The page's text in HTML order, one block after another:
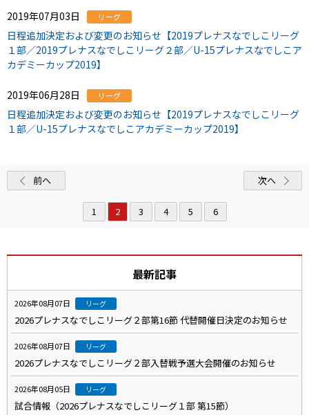
2019年07月03日 リーグ
日程追加決定および変更のお知らせ【2019プレナスなでしこリーグ
１部／2019プレナスなでしこリーグ２部／U-15プレナスなでしこア
カデミーカップ2019】
2019年06月28日 リーグ
日程追加決定および変更のお知らせ【2019プレナスなでしこリーグ
１部／U-15プレナスなでしこアカデミーカップ2019】
前へ
1 2 3 4 5 6
次へ
最新記事
2026年08月07日 リーグ
2026プレナスなでしこリーグ２部第16節 代替開催日決定のお知らせ
2026年08月07日 リーグ
2026プレナスなでしこリーグ２部入替戦予選大会開催のお知らせ
2026年08月05日 リーグ
試合情報（2026プレナスなでしこリーグ１部 第15節）